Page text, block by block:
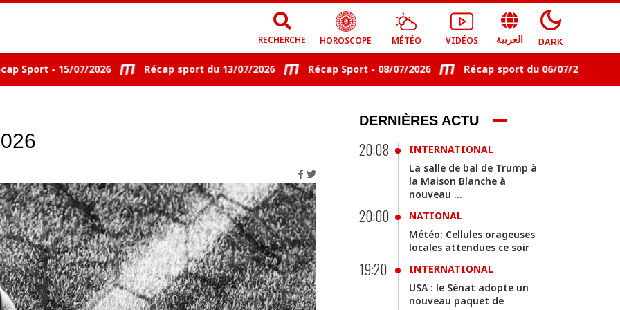
RECHERCHE HOROSCOPE MÉTÉO VIDÉOS العربية DARK
- 15/07/2026 Récap sport du 13/07/2026 Récap Sport - 08/07/2026 Récap sport du 06/07/2026
DERNIÈRES ACTU
20:08
INTERNATIONAL
La salle de bal de Trump à
la Maison Blanche à
nouveau ...
20:00
NATIONAL
Météo: Cellules orageuses
locales attendues ce soir
19:20
INTERNATIONAL
USA : le Sénat adopte un
nouveau paquet de